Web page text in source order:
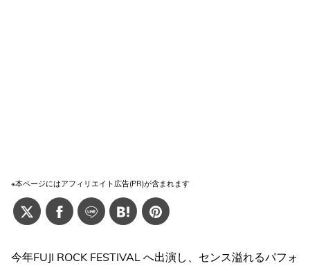
※本ページにはアフィリエイト広告(PR)が含まれます
今年FUJI ROCK FESTIVAL へ出演し、センス溢れるパフォ